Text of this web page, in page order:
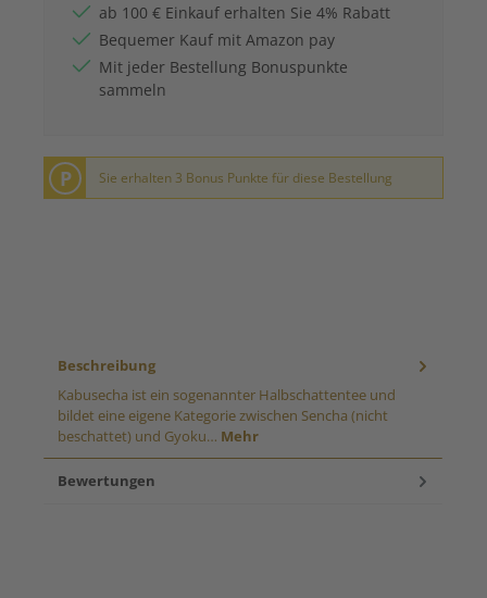
ab 100 € Einkauf erhalten Sie 4% Rabatt
Bequemer Kauf mit Amazon pay
Mit jeder Bestellung Bonuspunkte
sammeln
P Sie erhalten 3 Bonus Punkte für diese Bestellung
Beschreibung
Kabusecha ist ein sogenannter Halbschattentee und
bildet eine eigene Kategorie zwischen Sencha (nicht
beschattet) und Gyoku… Mehr
Bewertungen